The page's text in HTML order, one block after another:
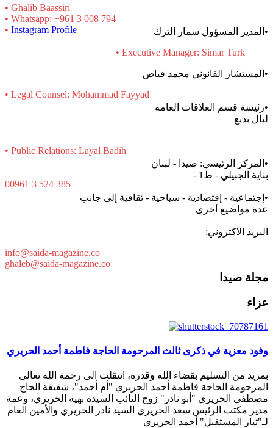
• Ghalib Baassiri
• Whatsapp: +961 3 008 794
• Instagram Profile
•المدير المسؤول سمار الترك
• Executive Manager: Simar Turk
•المستشار القانوني محمد فياض
• Legal Counsel: Mohammad Fayyad
•رئيسة قسم العلاقات العامة
ليال بديع
• Public Relations: Layal Badih
•المركز الرئيسي: صيدا - لبنان
بناية الجبيلي - ط1 -
00961 3 524 385
•إجتماعية - إقتصادية - سياحية - ثقافية إلى جانب
عدة مواضيع أخرى
البريد الاكتروني:
info@saida-magazine.co
ghaleb@saida-magazine.co
مجلة صيدا
عزاء
وفود معزية في ذكرى ثالث المرحومة الحاجة فاطمة أحمد الحريري
بمزيد من التسليم بقضاء الله وقدره، انتقلت الى رحمة الله تعالى
المرحومة الحاجة فاطمة أحمد الحريري "أم أحمد"، شقيقة الحاج
مصطفى الحريري "أبو نادر" زوج النائب السيدة بهية الحريري، وعمة
مدير مكتب الرئيس سعد الحريري السيد نادر الحريري والأمين العام
لـ"تيار المستقبل" أحمد الحريري